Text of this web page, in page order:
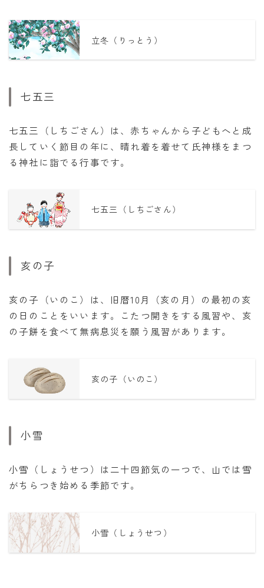
立冬（りっとう）
七五三
七五三（しちごさん）は、赤ちゃんから子どもへと成
長していく節目の年に、晴れ着を着せて氏神様をまつ
る神社に詣でる行事です。
七五三（しちごさん）
亥の子
亥の子（いのこ）は、旧暦10月（亥の月）の最初の亥
の日のことをいいます。こたつ開きをする風習や、亥
の子餅を食べて無病息災を願う風習があります。
亥の子（いのこ）
小雪
小雪（しょうせつ）は二十四節気の一つで、山では雪
がちらつき始める季節です。
小雪（しょうせつ）